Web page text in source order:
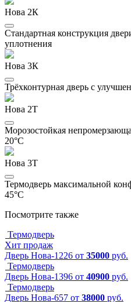
Нова 2К
Стандартная конструкция
уплотнения
Нова 3К
Трёхконтурная дверь с
Нова 2Т
Морозостойкая
20°C
Нова 3Т
Термодверь максимальной
45°C
Посмотрите также
Термодверь
Хит продаж
Дверь Нова-1226 от 35000 руб.
Термодверь
Дверь Нова-1396 от 40900 руб.
Термодверь
Дверь Нова-657 от 38000 руб.